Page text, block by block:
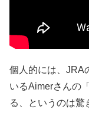
個人的には、 JRA
いるAimerさんの
る、というのは驚